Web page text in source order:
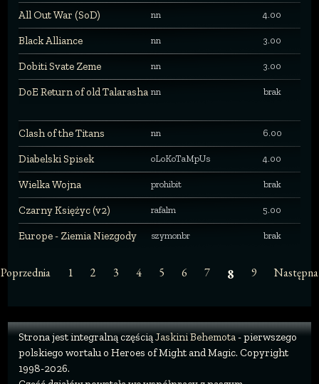
All Out War (SoD) nn 4.00
Black Alliance nn 3.00
Dobiti Svate Zeme nn 3.00
DoE Return of old Talarasha nn brak
Clash of the Titans nn 6.00
Diabelski Spisek oLoKoTaMpUs 4.00
Wielka Wojna prohibit brak
Czarny Księżyc (v2) rafalm 5.00
Europe - Ziemia Niezgody szymonbr brak
Poprzednia 1 2 3 4 5 6 7 8 9 Następna
Strona jest integralną częściąJaskini Behemota- pierwszego
polskiego wortalu o Heroes of Might and Magic. Copyright
1998-2026.